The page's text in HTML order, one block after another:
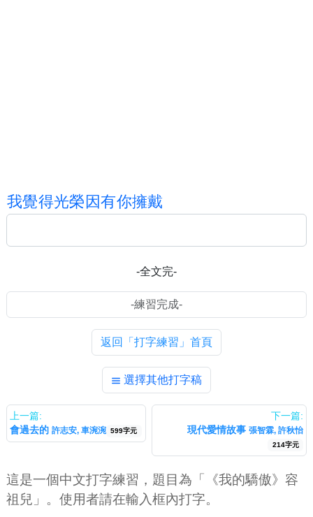
我覺得光榮 因有你擁戴
-全文完-
返回「打字練習」首頁
選擇其他打字稿
上一篇:
會過去的 許志安, 車涴涴 599字元
下一篇:
現代愛情故事張智霖, 許秋怡
214字元
這是一個中文打字練習，題目為「《我的驕傲》容
祖兒」。使用者請在輸入框內打字。